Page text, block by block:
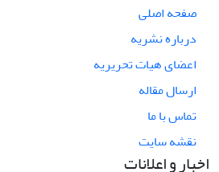
صفحه اصلی
درباره نشریه
اعضای هیات تحریریه
ارسال مقاله
تماس با ما
نقشه سایت
اخبار و اعلانات